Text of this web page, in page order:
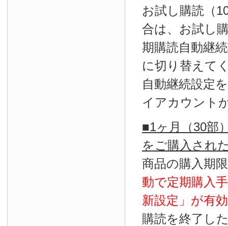
お試し購読（
合は、お試し
期購読自動継
に切り替えて
自動継続設定
イアカウント
■1ヶ月（30部
をご購入され
商品の購入期
動で定期購入
新設定」が有効
購読を終了し